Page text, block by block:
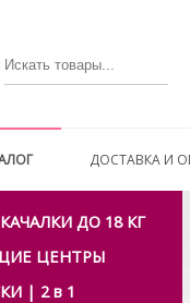
ДОСТАВКА И
ДО 18 КГ
ЦЕНТРЫ
| 2 в 1